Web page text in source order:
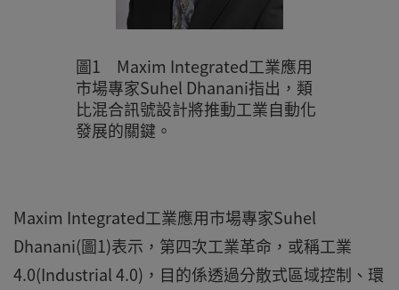
圖1 Maxim Integrated工業應用
市場專家Suhel Dhanani指出，類
比混合訊號設計將推動工業自動化
發展的關鍵。
Maxim Integrated工業應用市場專家Suhel
Dhanani(圖1)表示，第四次工業革命，或稱工業
4.0(Industrial 4.0)，目的係透過分散式區域控制、環